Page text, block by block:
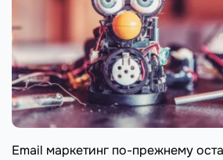
Email маркетинг по-прежнему